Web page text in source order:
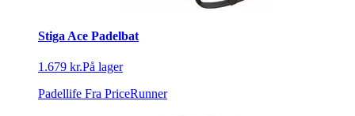
Stiga Ace Padelbat
1.679 kr.På lager
Padellife Fra PriceRunner